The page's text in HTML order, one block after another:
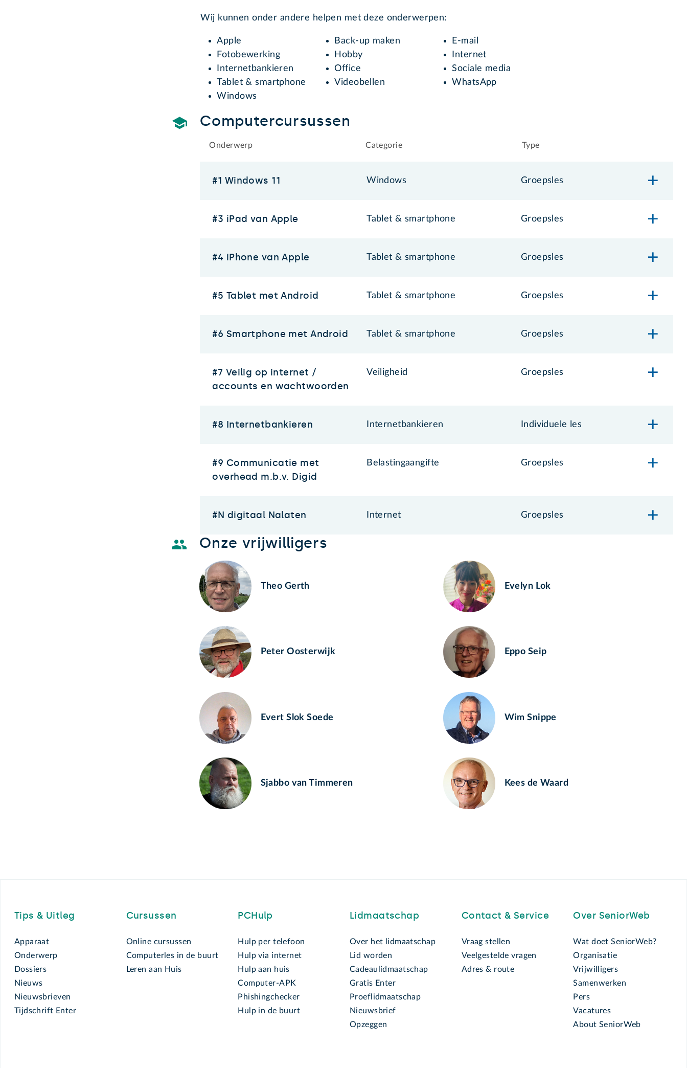
Wij kunnen onder andere helpen met deze onderwerpen:
Apple Back-up maken
E-mail
Fotobewerking
Hobby
Internet
Internetbankieren
Office
Sociale media
Tablet & smartphone
Videobellen
WhatsApp
Windows
Computercursussen
Onderwerp Categorie Type
#1 Windows 11 Windows Groepsles
#3 iPad van Apple Tablet & smartphone Groepsles
#4 iPhone van Apple Tablet & smartphone Groepsles
#5 Tablet met Android Tablet & smartphone Groepsles
#6 Smartphone met Android Tablet & smartphone Groepsles
#7 Veilig op internet /
accounts en wachtwoorden
Veiligheid Groepsles
#8 Internetbankieren Internetbankieren Individuele les
#9 Communicatie met
overhead m.b.v. Digid
Belastingaangifte Groepsles
#N digitaal Nalaten Internet Groepsles
Onze vrijwilligers
Theo Gerth Evelyn Lok
Peter Oosterwijk Eppo Seip
Evert Slok Soede Wim Snippe
Sjabbo van Timmeren Kees de Waard
Tips & Uitleg
Apparaat
Onderwerp
Dossiers
Nieuws
Nieuwsbrieven
Tijdschrift Enter
Cursussen
Online cursussen
Computerles in de buurt
Leren aan Huis
PCHulp
Hulp per telefoon
Hulp via internet
Hulp aan huis
Computer-APK
Phishingchecker
Hulp in de buurt
Lidmaatschap
Over het lidmaatschap
Lid worden
Cadeaulidmaatschap
Gratis Enter
Proeflidmaatschap
Nieuwsbrief
Opzeggen
Contact & Service
Vraag stellen
Veelgestelde vragen
Adres & route
Over SeniorWeb
Wat doet SeniorWeb?
Organisatie
Vrijwilligers
Samenwerken
Pers
Vacatures
About SeniorWeb